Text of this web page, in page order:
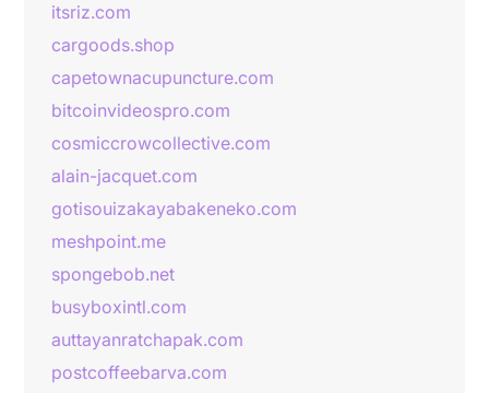
itsriz.com
cargoods.shop
capetownacupuncture.com
bitcoinvideospro.com
cosmiccrowcollective.com
alain-jacquet.com
gotisouizakayabakeneko.com
meshpoint.me
spongebob.net
busyboxintl.com
auttayanratchapak.com
postcoffeebarva.com